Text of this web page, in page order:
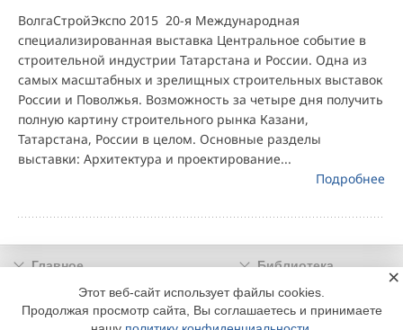
ВолгаСтройЭкспо 2015 20-я Международная
специализированная выставка Центральное событие в
строительной индустрии Татарстана и России. Одна из
самых масштабных и зрелищных строительных выставок
России и Поволжья. Возможность за четыре дня получить
полную картину строительного рынка Казани,
Татарстана, России в целом. Основные разделы
выставки: Архитектура и проектирование...
Подробнее
Главное
Библиотека
Подписка
Реклама
Информация
Этот веб-сайт использует файлы cookies.
Продолжая просмотр сайта, Вы соглашаетесь и принимаете
×